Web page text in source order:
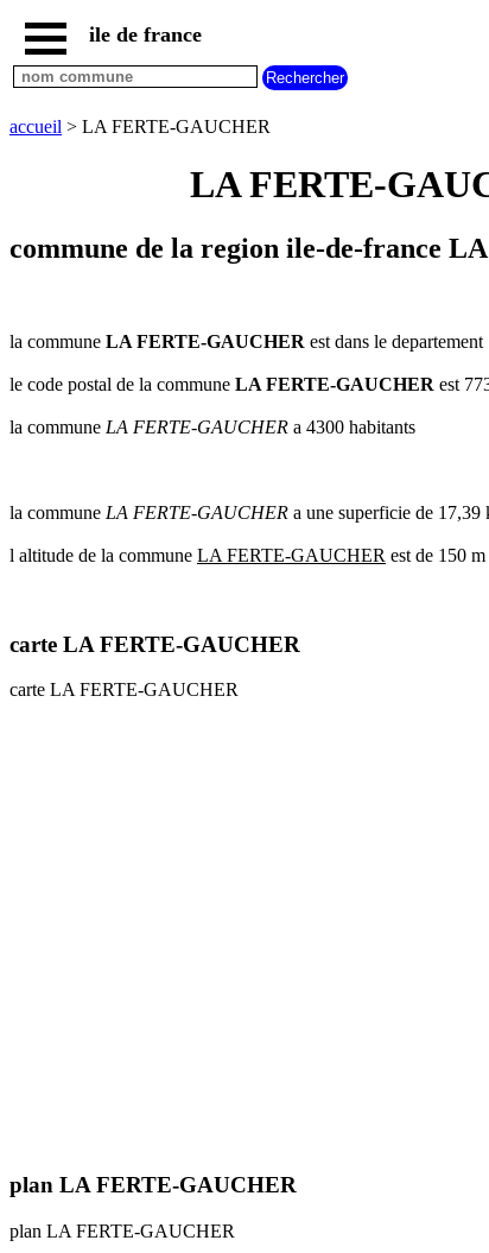
accueil
paris
communes
seine
marne
seine
denis
d
oise
communes
communes
ile de france
accueil > LA FERTE-GAUCHER
LA FERTE-
commune de la region ile-de-france
la commune LA FERTE-GAUCHER est dans le
le code postal de la commune LA FERTE-GAUCHER est
la commune LA FERTE-GAUCHER a 4300 habitants
la commune LA FERTE-GAUCHER a une superficie de 17,39
l altitude de la commune LA FERTE-GAUCHER est de 150 m
carte LA FERTE-GAUCHER
carte LA FERTE-GAUCHER
plan LA FERTE-GAUCHER
plan LA FERTE-GAUCHER